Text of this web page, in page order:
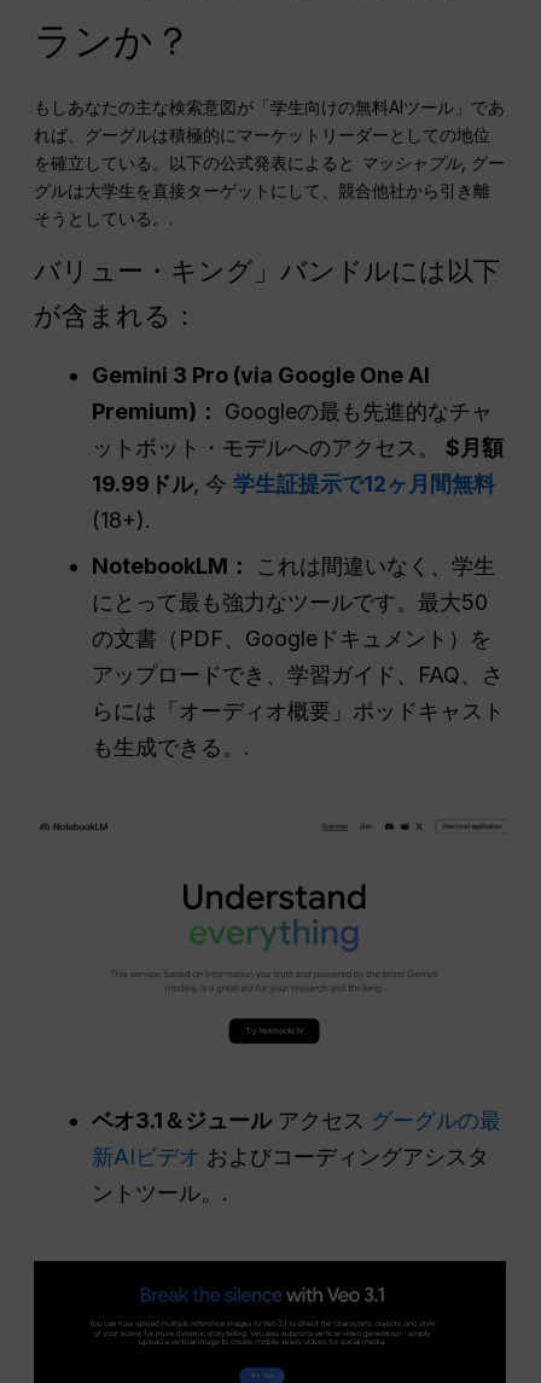
ランか？
もしあなたの主な検索意図が「学生向けの無料AIツール」であ
れば、グーグルは積極的にマーケットリーダーとしての地位
を確立している。以下の公式発表によると マッシャブル, グー
グルは大学生を直接ターゲットにして、競合他社から引き離
そうとしている。.
バリュー・キング」バンドルには以下
が含まれる：
Gemini 3 Pro (via Google One AI
Premium)：
Googleの最も先進的なチャ
ットボット・モデルへのアクセス。$月額
19.99ドル, 今学生証提示で12ヶ月間無料
(18+).
NotebookLM：
これは間違いなく、学生
にとって最も強力なツールです。最大50
の文書（PDF、Googleドキュメント）を
アップロードでき、学習ガイド、FAQ、さ
らには「オーディオ概要」ポッドキャスト
も生成できる。.
ベオ3.1＆ジュールアクセス グーグルの最
新AIビデオ およびコーディングアシスタ
ントツール。.